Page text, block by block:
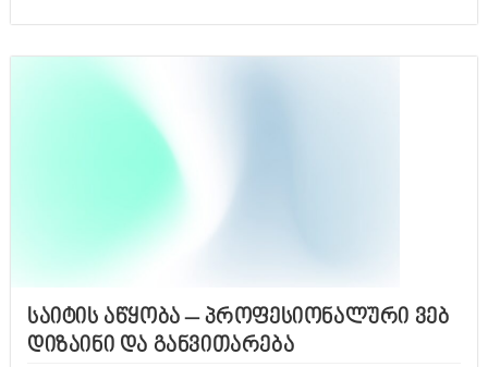
საიტის აწყობა – პროფესიონალური ვებ
დიზაინი და განვითარება